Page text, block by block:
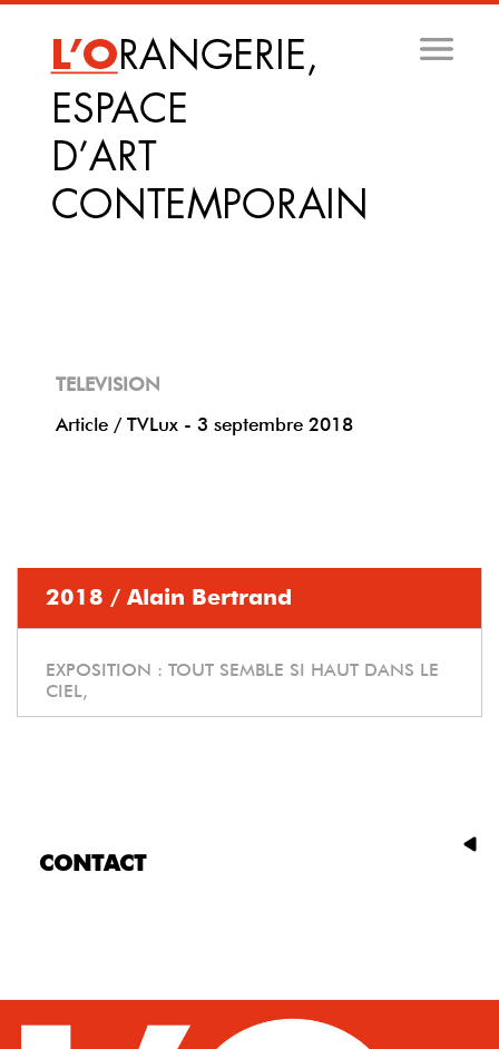
principal
TELEVISION
Article / TVLux - 3 septembre 2018
2018 / Alain Bertrand
EXPOSITION : TOUT SEMBLE SI HAUT DANS LE
CIEL,
CONTACT